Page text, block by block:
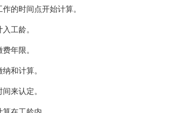
的时间点开始计算。
工龄。
年限。
和计算。
来认定。